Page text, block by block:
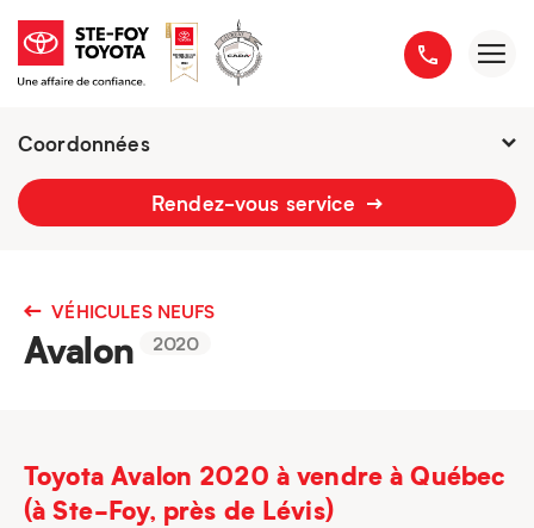
Coordonnées
2777 boulevard du Versant-Nord
Rendez-vous service
VÉHICULES NEUFS
Avalon 2020
Toyota Avalon 2020 à vendre à Québec
(à Ste-Foy, près de Lévis)